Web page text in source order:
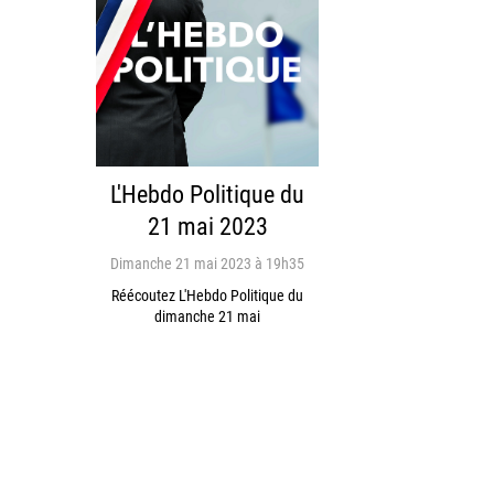
L'Hebdo Politique du
21 mai 2023
Dimanche 21 mai 2023 à 19h35
Réécoutez L'Hebdo Politique du
dimanche 21 mai